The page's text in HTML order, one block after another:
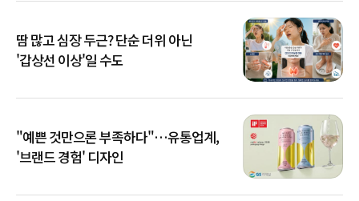
땀 많고 심장 두근? 단순 더위 아닌
'갑상선 이상'일 수도
"예쁜 것만으론 부족하다"…유통업계,
'브랜드 경험' 디자인